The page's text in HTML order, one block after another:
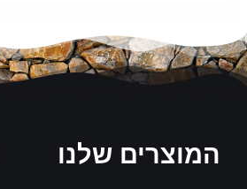
המוצרים שלנו